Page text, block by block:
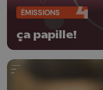
ÉMISSIONS
ça papille!